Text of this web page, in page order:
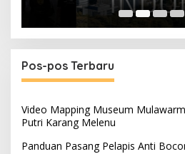
Pos-pos Terbaru
Video Mapping Museum
Putri Karang Melenu
Panduan Pasang Pelapis Anti